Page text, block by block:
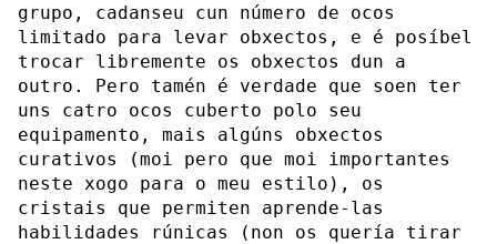
grupo, cadanseu cun número de ocos
limitado para levar obxectos, e é posíbel
trocar libremente os obxectos dun a
outro. Pero tamén é verdade que soen ter
uns catro ocos cuberto polo seu
equipamento, mais algúns obxectos
curativos (moi pero que moi importantes
neste xogo para o meu estilo), os
cristais que permiten aprende-las
habilidades rúnicas (non os quería tirar